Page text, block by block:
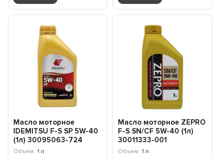
Масло моторное
IDEMITSU F-S SP 5W-40
(1л) 30095063-724
Объем: 1 л
Масло моторное ZEPRO
F-S SN/CF 5W-40 (1л)
30011333-001
Объем: 1 л